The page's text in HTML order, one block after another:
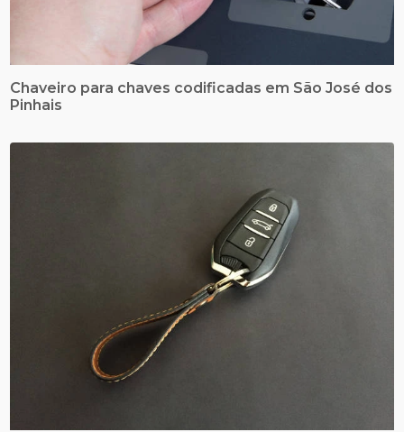
Chaveiro para chaves codificadas em São José dos
Pinhais